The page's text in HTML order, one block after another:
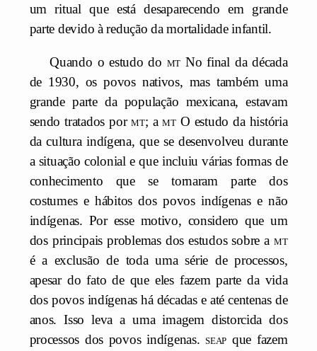
um ritual que está desaparecendo em grande
parte devido à redução da mortalidade infantil.
Quando o estudo do mt No final da década
de 1930, os povos nativos, mas também uma
grande parte da população mexicana, estavam
sendo tratados pormt; amtO estudo da história
da cultura indígena, que se desenvolveu durante
a situação colonial e que incluiu várias formas de
conhecimento que se tornaram parte dos
costumes e hábitos dos povos indígenas e não
indígenas. Por esse motivo, considero que um
dos principais problemas dos estudos sobre amt
é a exclusão de toda uma série de processos,
apesar do fato de que eles fazem parte da vida
dos povos indígenas há décadas e até centenas de
anos. Isso leva a uma imagem distorcida dos
processos dos povos indígenas.seap que fazem